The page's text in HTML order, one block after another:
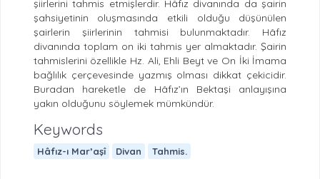
şiirlerini tahmis etmişlerdir. Hâfız divanında da şairin
şahsiyetinin oluşmasında etkili olduğu düşünülen
şairlerin şiirlerinin tahmisi bulunmaktadır. Hâfız
divanında toplam on iki tahmis yer almaktadır. Şairin
tahmislerini özellikle Hz. Ali, Ehli Beyt ve On İki İmama
bağlılık çerçevesinde yazmış olması dikkat çekicidir.
Buradan hareketle de Hâfız’ın Bektaşi anlayışına
yakın olduğunu söylemek mümkündür.
Keywords
Hâfız-ı Mar’aşî Divan Tahmis.